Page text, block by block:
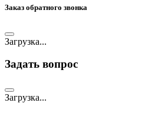
Заказ обратного звонка
Загрузка...
Задать вопрос
Загрузка...